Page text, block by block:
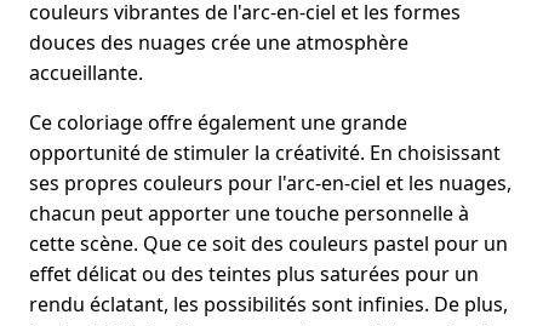
couleurs vibrantes de l'arc-en-ciel et les formes
douces des nuages crée une atmosphère
accueillante.
Ce coloriage offre également une grande
opportunité de stimuler la créativité. En choisissant
ses propres couleurs pour l'arc-en-ciel et les nuages,
chacun peut apporter une touche personnelle à
cette scène. Que ce soit des couleurs pastel pour un
effet délicat ou des teintes plus saturées pour un
rendu éclatant, les possibilités sont infinies. De plus,